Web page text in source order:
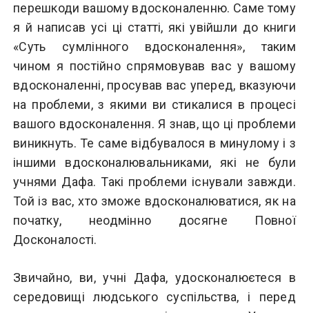
перешкоди вашому вдосконаленню. Саме тому
я й написав усі ці статті, які увійшли до книги
«Суть сумлінного вдосконалення», таким
чином я постійно спрямовував вас у вашому
вдосконаленні, просував вас уперед, вказуючи
на проблеми, з якими ви стикалися в процесі
вашого вдосконалення. Я знав, що ці проблеми
виникнуть. Те саме відбувалося в минулому і з
іншими вдосконалювальниками, які не були
учнями Дафа. Такі проблеми існували завжди.
Той із вас, хто зможе вдосконалюватися, як на
початку, неодмінно досягне Повної
Досконалості.
Звичайно, ви, учні Дафа, удосконалюєтеся в
середовищі людського суспільства, і перед